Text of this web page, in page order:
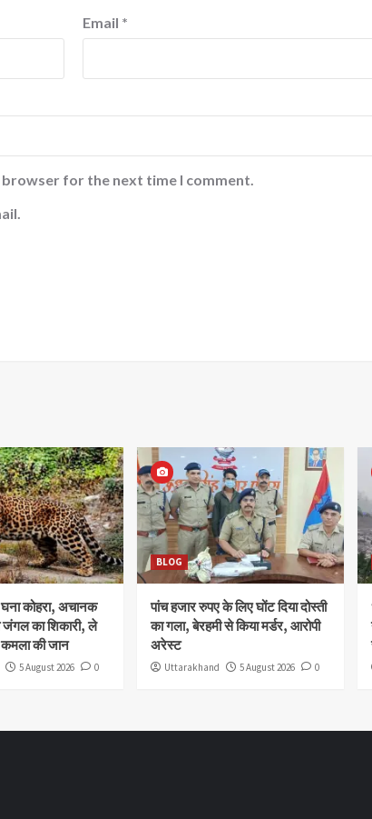
Email *
for the next time I comment.
कोहरा, अचानक
जंगल का शिकारी, ले
की जान
5 August 2026 0
BLOG
पांच हजार रुपए के लिए घोंट दिया दोस्ती
का गला, बेरहमी से किया मर्डर, आरोपी
अरेस्ट
Uttarakhand 5 August 2026 0